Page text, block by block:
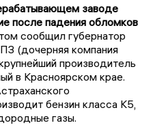
заводе
после падения обломков
сообщил губернатор
(дочерняя компания
производитель
в Красноярском крае.
бензин класса К5,
газы.